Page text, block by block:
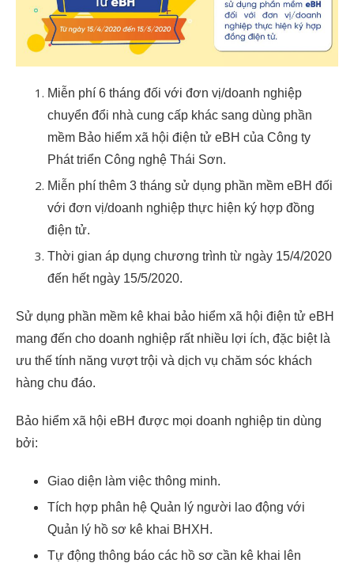
Miễn phí 6 tháng đối với đơn vị/doanh nghiệp
chuyển đổi nhà cung cấp khác sang dùng phần
mềm Bảo hiểm xã hội điện tử eBH của Công ty
Phát triển Công nghệ Thái Sơn.
Miễn phí thêm 3 tháng sử dụng phần mềm eBH đối
với đơn vị/doanh nghiệp thực hiện ký hợp đồng
điện tử.
Thời gian áp dụng chương trình từ ngày 15/4/2020
đến hết ngày 15/5/2020.
Sử dụng phần mềm kê khai bảo hiểm xã hội điện tử eBH
mang đến cho doanh nghiệp rất nhiều lợi ích, đặc biệt là
ưu thế tính năng vượt trội và dịch vụ chăm sóc khách
hàng chu đáo.
Bảo hiểm xã hội eBH được mọi doanh nghiệp tin dùng
bởi:
Giao diện làm việc thông minh.
Tích hợp phân hệ Quản lý người lao động với
Quản lý hồ sơ kê khai BHXH.
Tự động thông báo các hồ sơ cần kê khai lên